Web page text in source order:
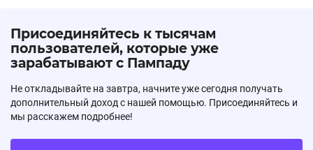
Присоединяйтесь к тысячам
пользователей, которые уже
зарабатывают с Пампаду
Не откладывайте на завтра, начните уже сегодня получать
дополнительный доход с нашей помощью. Присоединяйтесь и
мы расскажем подробнее!